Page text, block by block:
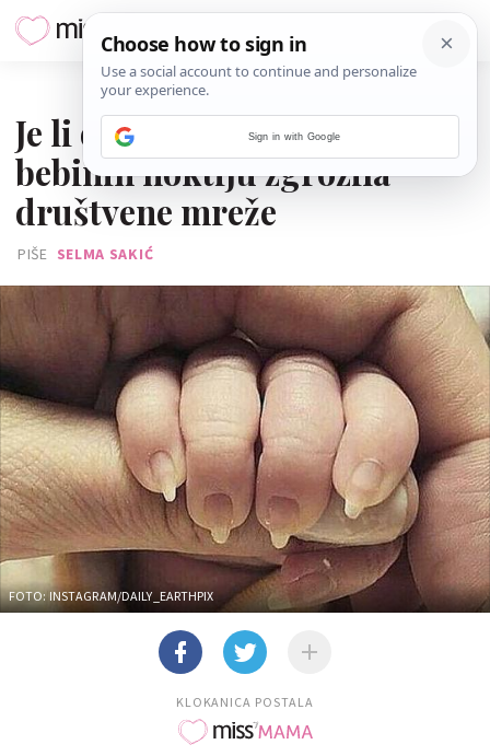
Je li ovo stvarno? Fotka
bebinih noktiju zgrozila
društvene mreže
PIŠE SELMA SAKIĆ
FOTO: INSTAGRAM/DAILY_EARTHPIX
KLOKANICA POSTALA
Sign in with Google